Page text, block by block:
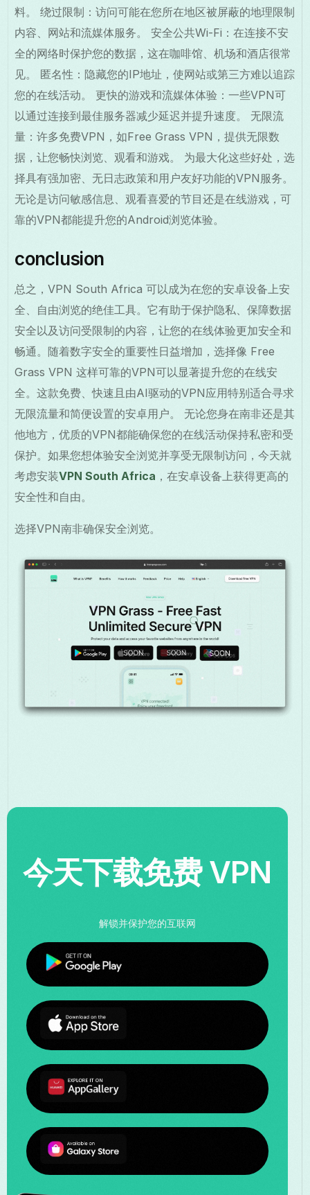
料。 绕过限制：访问可能在您所在地区被屏蔽的地理限制
内容、网站和流媒体服务。 安全公共Wi-Fi：在连接不安
全的网络时保护您的数据，这在咖啡馆、机场和酒店很常
见。 匿名性：隐藏您的IP地址，使网站或第三方难以追踪
您的在线活动。 更快的游戏和流媒体体验：一些VPN可
以通过连接到最佳服务器减少延迟并提升速度。 无限流
量：许多免费VPN，如Free Grass VPN，提供无限数
据，让您畅快浏览、观看和游戏。 为最大化这些好处，选
择具有强加密、无日志政策和用户友好功能的VPN服务。
无论是访问敏感信息、观看喜爱的节目还是在线游戏，可
靠的VPN都能提升您的Android浏览体验。
conclusion
总之，VPN South Africa 可以成为在您的安卓设备上安
全、自由浏览的绝佳工具。它有助于保护隐私、保障数据
安全以及访问受限制的内容，让您的在线体验更加安全和
畅通。随着数字安全的重要性日益增加，选择像 Free
Grass VPN 这样可靠的VPN可以显著提升您的在线安
全。这款免费、快速且由AI驱动的VPN应用特别适合寻求
无限流量和简便设置的安卓用户。 无论您身在南非还是其
他地方，优质的VPN都能确保您的在线活动保持私密和受
保护。如果您想体验安全浏览并享受无限制访问，今天就
考虑安装VPN South Africa ，在安卓设备上获得更高的
安全性和自由。
选择VPN南非确保安全浏览。
今天下载免费 VPN
解锁并保护您的互联网